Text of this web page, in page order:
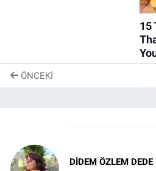
ÖNCEKI
DIDEM ÖZLEM DEDE